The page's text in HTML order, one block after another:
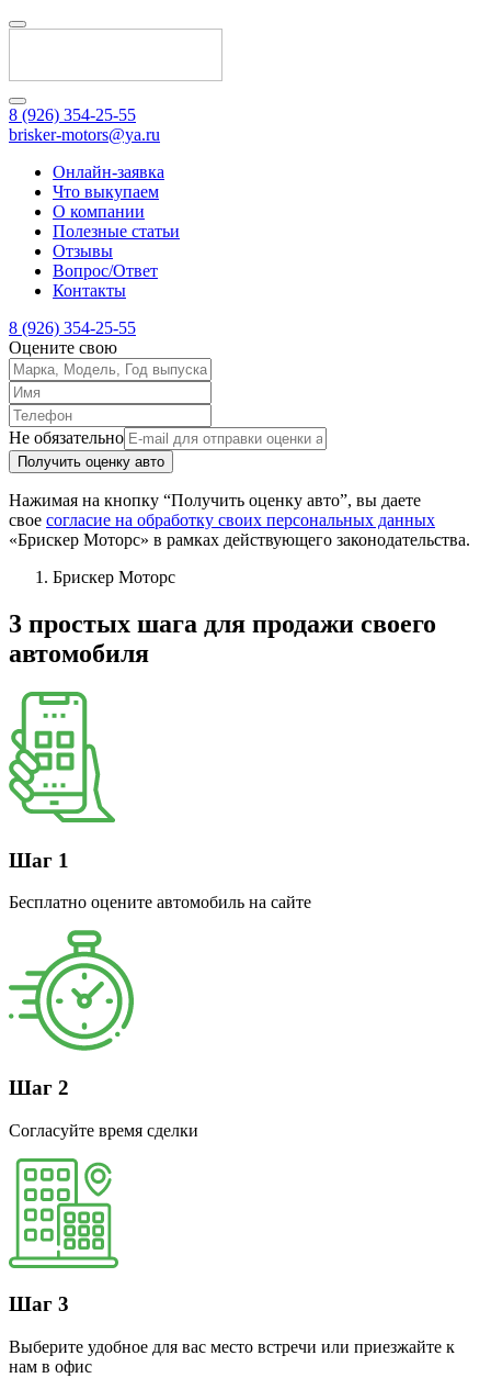
8 (926) 354-25-55
brisker-motors@ya.ru
Онлайн-заявка
Что выкупаем
О компании
Полезные статьи
Отзывы
Вопрос/Ответ
Контакты
8 (926) 354-25-55
Оцените свою
Не обязательно
Получить оценку авто
Нажимая на кнопку “Получить оценку авто”, вы даете
свое согласие на обработку своих персональных данных
«Брискер Моторс» в рамках действующего законодательства.
Брискер Моторс
3 простых шага для продажи своего
автомобиля
Шаг 1
Бесплатно оцените автомобиль на сайте
Шаг 2
Согласуйте время сделки
Шаг 3
Выберите удобное для вас место встречи или приезжайте к
нам в офис